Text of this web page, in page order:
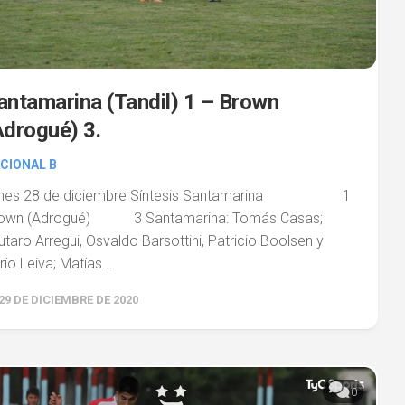
(Tandil) 1 – Brown
3.
B
28 de diciembre Síntesis Santamarina 1
(Adrogué) 3 Santamarina: Tomás Casas;
Arregui, Osvaldo Barsottini, Patricio Boolsen y
Leiva; Matías...
DE DICIEMBRE DE 2020
0